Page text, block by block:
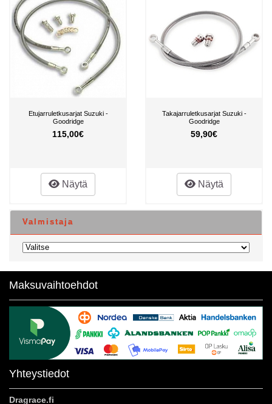
Etujarruletkusarjat Suzuki -
Goodridge
115,00€
Näytä
Takajarruletkusarjat Suzuki -
Goodridge
59,90€
Näytä
Valmistaja
Maksuvaihtoehdot
Yhteystiedot
Dragrace.fi